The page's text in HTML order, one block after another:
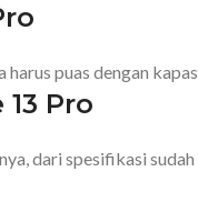
puas dengan
Pro
dari spesifikasi